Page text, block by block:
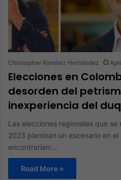
Christopher Ramírez Hernández
Elecciones en
desorden del
inexperiencia del
Las elecciones regionales que se
2023 plantean un escenario en
encontrarían:…
Read More »